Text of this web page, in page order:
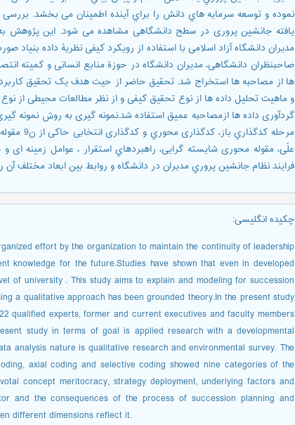
نموده و توسعه سرمايه هاي دانش را براي آينده اطمينان می بخشد.
یافته جانشین پروری در سطح دانشگاهی مشاهده می شود. این پژوهش به
صاحبنظران دانشگاهی، مدیران دانشگاه در حوزة منابع انسانی و کمیته
ها از مصاحبه ها استخراج شد. تحقیق حاضر از حیث هدف یک تحقیق
و ماهیت تحلیل داده ها از نوع تحقیق کیفی و از نظر مطالعات محیطی از
گردآوری داده ها ازمصاحبه عمیق استفاده شد.نمونه گیری به روش نمونه
مرحله
علّی، مقوله محوری شایسته گرایی، راهبردهاي استقرار ، عوامل زمینه
فرایند نظام جانشین پروري مدیران در دانشگاه و روابط بین ابعاد مختلف
چکیده انگلیسی:
effort by the organization to maintain the continuity of leadership
knowledge for the future.Studies have shown that even in developed
of university . This study aims to explain and modeling for succession
a qualitative approach has been grounded theory.In the present study
qualified experts, former and current executives and faculty members
study in terms of goal is applied research with a developmental
analysis nature is qualitative research and environmental survey. The
axial coding and selective coding showed nine categories of the
concept meritocracy, strategy deployment, underlying factors and
and the consequences of the process of succession planning and
different dimensions reflect it.